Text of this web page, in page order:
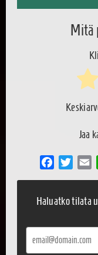
Mitä
Jaa
Haluatko tilata